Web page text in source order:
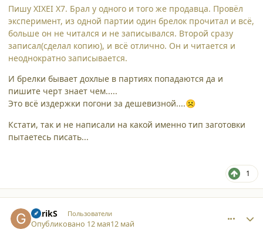
Пишу XIXEI X7. Брал у одного и того же продавца. Провёл
эксперимент, из одной партии один брелок прочитал и всё,
больше он не читался и не записывался. Второй сразу
записал(сделал копию), и всё отлично. Он и читается и
неоднократно записывается.
И брелки бывает дохлые в партиях попадаются да и
пишите черт знает чем.....
Это всё издержки погони за дешевизной....☹️
Кстати, так и не написали на какой именно тип заготовки
пытаетесь писать...
1
GarikS Пользователи
Опубликовано 12 мая12 май